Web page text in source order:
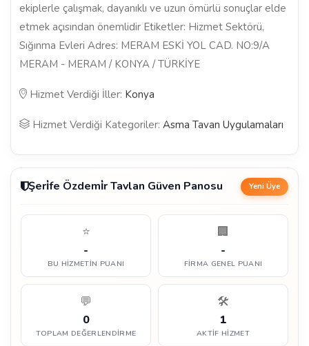
ekiplerle çalışmak, dayanıklı ve uzun ömürlü sonuçlar elde
etmek açısından önemlidir Etiketler: Hizmet Sektörü,
Sığınma Evleri Adres: MERAM ESKİ YOL CAD. NO:9/A
MERAM - MERAM / KONYA / TÜRKİYE
Hizmet Verdiği İller: Konya
Hizmet Verdiği Kategoriler: Asma Tavan Uygulamaları
Şeri̇fe Özdemi̇r Tavlan Güven Panosu Yeni Üye
⭐
-
BU HIZMETIN PUANI
🏢
-
FIRMA GENEL PUANI
💬
0
TOPLAM DEĞERLENDIRME
🛠️
1
AKTIF HIZMET